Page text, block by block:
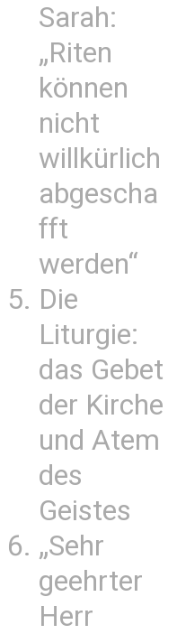
Sarah:
„Riten
können
nicht
willkürlich
abgescha
fft
werden“
Die
Liturgie:
das Gebet
der Kirche
und Atem
des
Geistes
„Sehr
geehrter
Herr